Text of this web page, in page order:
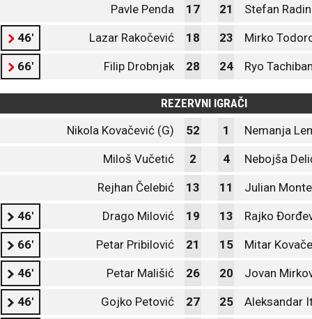
Pavle Penda 17 21 Stefan
46' Lazar Rakočević 18 23 Mirko
66' Filip Drobnjak 28 24 Ryo
REZERVNI IGRAČI
Nikola Kovačević (G)
52 1 Nemanja
Miloš Vučetić 2 4 Nebojša
Rejhan Čelebić 13 11 Julian
46' Drago Milović 19 13 Rajko
66' Petar Pribilović 21 15 Mitar
46' Petar Mališić 26 20 Jovan
46' Gojko Petović 27 25 Aleksandar